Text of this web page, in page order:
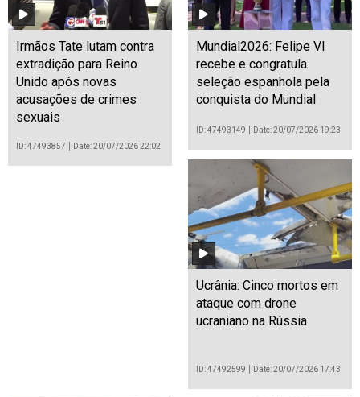
Irmãos Tate lutam contra
extradição para Reino
Unido após novas
acusações de crimes
sexuais
ID: 47493857 Date: 20/07/2026 22:02
Mundial2026: Felipe VI
recebe e congratula
seleção espanhola pela
conquista do Mundial
ID: 47493149 Date: 20/07/2026 19:23
Ucrânia: Cinco mortos em
ataque com drone
ucraniano na Rússia
ID: 47492599 Date: 20/07/2026 17:43